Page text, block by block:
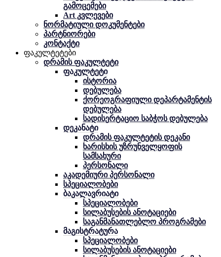
გამოცემები
Art კვლევები
ნორმატიული დოკუმენტები
პარტნიორები
კონტაქტი
ფაკულტეტები
დრამის ფაკულტეტი
ფაკულტეტი
ისტორია
დებულება
ქორეოგრაფიული დეპარტამენტის
დებულება
სადისერტაციო საბჭოს დებულება
დეკანატი
დრამის ფაკულტეტის დეკანი
ხარისხის უზრუნველყოფის
სამსახური
პერსონალი
აკადემიური პერსონალი
სპეციალობები
ბაკალავრიატი
სპეციალობები
სილაბუსების ანოტაციები
საგანმანათლებლო პროგრამები
მაგისტრატურა
სპეციალობები
სილაბუსების ანოტაციები